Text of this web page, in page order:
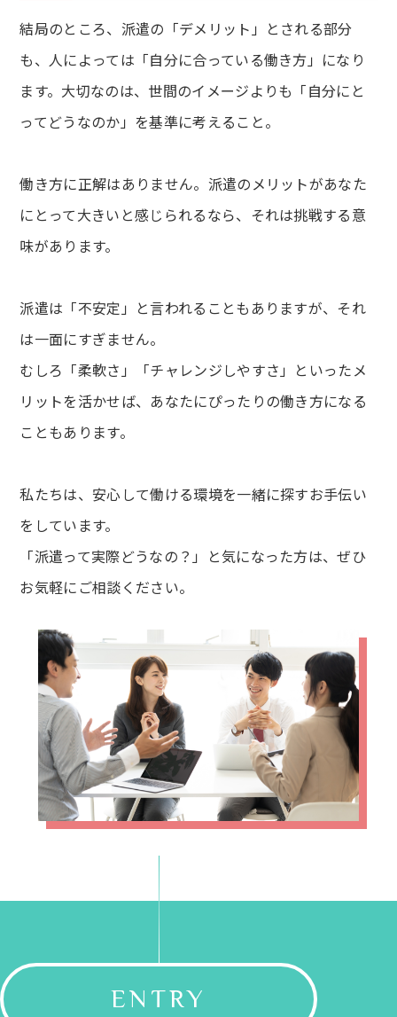
結局のところ、派遣の「デメリット」とされる部分
も、人によっては「自分に合っている働き方」になり
ます。大切なのは、世間のイメージよりも「自分にと
ってどうなのか」を基準に考えること。
働き方に正解はありません。派遣のメリットがあなた
にとって大きいと感じられるなら、それは挑戦する意
味があります。
派遣は「不安定」と言われることもありますが、それ
は一面にすぎません。
むしろ「柔軟さ」「チャレンジしやすさ」といったメ
リットを活かせば、あなたにぴったりの働き方になる
こともあります。
私たちは、安心して働ける環境を一緒に探すお手伝い
をしています。
「派遣って実際どうなの？」と気になった方は、ぜひ
お気軽にご相談ください。
ENTRY